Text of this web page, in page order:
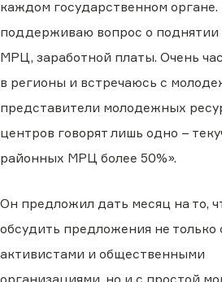
каждом государственном органе.
поддерживаю вопрос о поднятии
МРЦ, заработной платы. Очень
в регионы и встречаюсь с
представители молодежных
центров говорят лишь одно –
районных МРЦ более 50%».
Он предложил дать месяц на то,
обсудить предложения не только
активистами и общественными